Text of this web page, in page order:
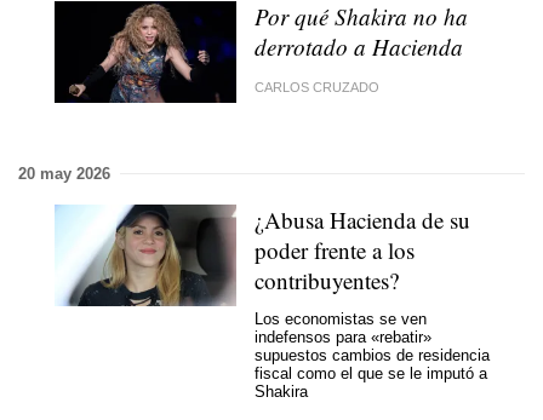
Por qué Shakira no ha
derrotado a Hacienda
CARLOS CRUZADO
20 may 2026
¿Abusa Hacienda de su
poder frente a los
contribuyentes?
Los economistas se ven
indefensos para «rebatir»
supuestos cambios de residencia
fiscal como el que se le imputó a
Shakira